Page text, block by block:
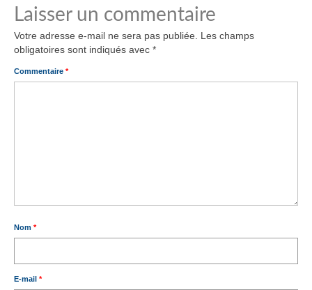
Laisser un commentaire
Votre adresse e-mail ne sera pas publiée.
Les champs
obligatoires sont indiqués avec *
Commentaire *
Nom *
E-mail *